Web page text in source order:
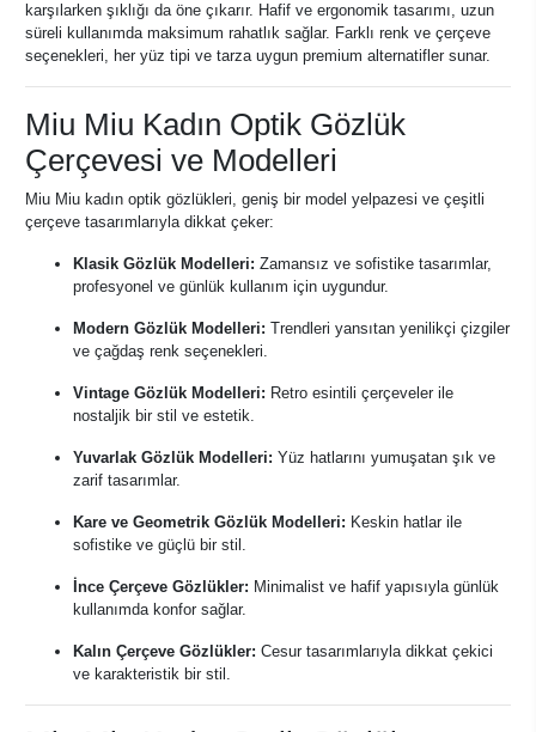
karşılarken şıklığı da öne çıkarır. Hafif ve ergonomik tasarımı, uzun
süreli kullanımda maksimum rahatlık sağlar. Farklı renk ve çerçeve
seçenekleri, her yüz tipi ve tarza uygun premium alternatifler sunar.
Miu Miu Kadın Optik Gözlük
Çerçevesi ve Modelleri
Miu Miu kadın optik gözlükleri, geniş bir model yelpazesi ve çeşitli
çerçeve tasarımlarıyla dikkat çeker:
Klasik Gözlük Modelleri: Zamansız ve sofistike tasarımlar,
profesyonel ve günlük kullanım için uygundur.
Modern Gözlük Modelleri: Trendleri yansıtan yenilikçi çizgiler
ve çağdaş renk seçenekleri.
Vintage Gözlük Modelleri: Retro esintili çerçeveler ile
nostaljik bir stil ve estetik.
Yuvarlak Gözlük Modelleri: Yüz hatlarını yumuşatan şık ve
zarif tasarımlar.
Kare ve Geometrik Gözlük Modelleri: Keskin hatlar ile
sofistike ve güçlü bir stil.
İnce Çerçeve Gözlükler: Minimalist ve hafif yapısıyla günlük
kullanımda konfor sağlar.
Kalın Çerçeve Gözlükler: Cesur tasarımlarıyla dikkat çekici
ve karakteristik bir stil.